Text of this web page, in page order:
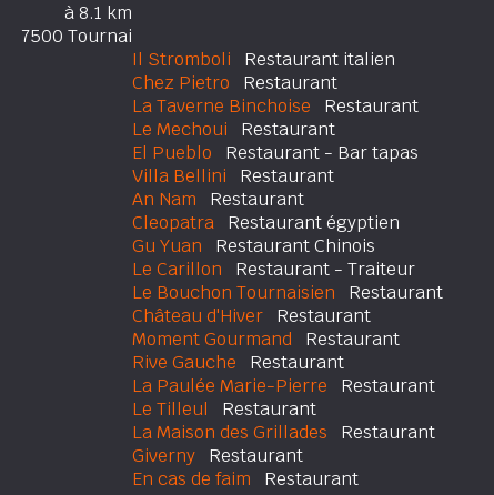
à 8.1 km
7500 Tournai
Il Stromboli Restaurant italien
Chez Pietro Restaurant
La Taverne Binchoise Restaurant
Le Mechoui Restaurant
El Pueblo Restaurant - Bar tapas
Villa Bellini Restaurant
An Nam Restaurant
Cleopatra Restaurant égyptien
Gu Yuan Restaurant Chinois
Le Carillon Restaurant - Traiteur
Le Bouchon Tournaisien Restaurant
Château d'Hiver Restaurant
Moment Gourmand Restaurant
Rive Gauche Restaurant
La Paulée Marie-Pierre Restaurant
Le Tilleul Restaurant
La Maison des Grillades Restaurant
Giverny Restaurant
En cas de faim Restaurant